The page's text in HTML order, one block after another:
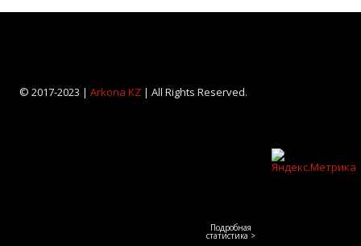
© 2017-2023 | Arkona KZ| All Rights Reserved.
Подробная
статистика >